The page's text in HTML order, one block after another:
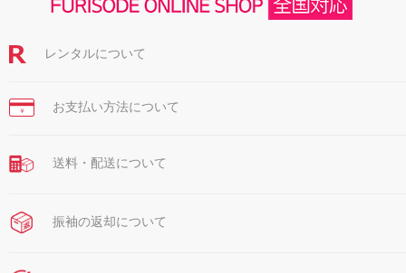
レンタルについて
￥ お支払い方法について
送料・配送について
振袖の返却について